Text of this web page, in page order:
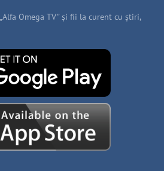
Omega TV” și fii la curent cu știri,